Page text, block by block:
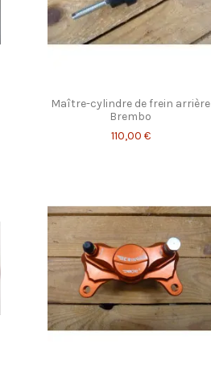
Maître-cylindre de frein arrière
Brembo
110,00 €